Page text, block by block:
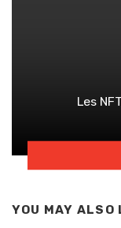
Les
YOU MAY ALSO